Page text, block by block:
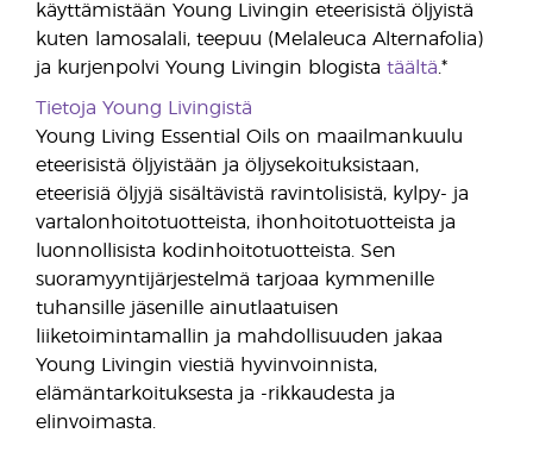
käyttämistään Young Livingin eteerisistä öljyistä
kuten lamosalali, teepuu (Melaleuca Alternafolia)
ja kurjenpolvi Young Livingin blogista täältä .*
Tietoja Young Livingistä
Young Living Essential Oils on maailmankuulu
eteerisistä öljyistään ja öljysekoituksistaan,
eteerisiä öljyjä sisältävistä ravintolisistä, kylpy- ja
vartalonhoitotuotteista, ihonhoitotuotteista ja
luonnollisista kodinhoitotuotteista. Sen
suoramyyntijärjestelmä tarjoaa kymmenille
tuhansille jäsenille ainutlaatuisen
liiketoimintamallin ja mahdollisuuden jakaa
Young Livingin viestiä hyvinvoinnista,
elämäntarkoituksesta ja -rikkaudesta ja
elinvoimasta.